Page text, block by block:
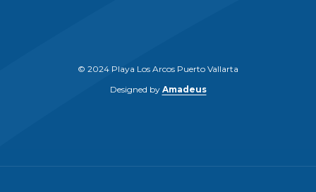
© 2024 Playa Los Arcos Puerto Vallarta
Designed by Amadeus